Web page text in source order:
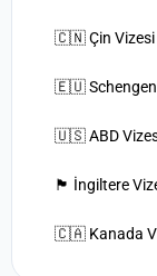
🇨🇳 Çin Vizesi
🇪🇺 Schengen
🇺🇸 ABD
🏴󠁧󠁢󠁥󠁮󠁧󠁿 İngiltere
🇨🇦 Kanada